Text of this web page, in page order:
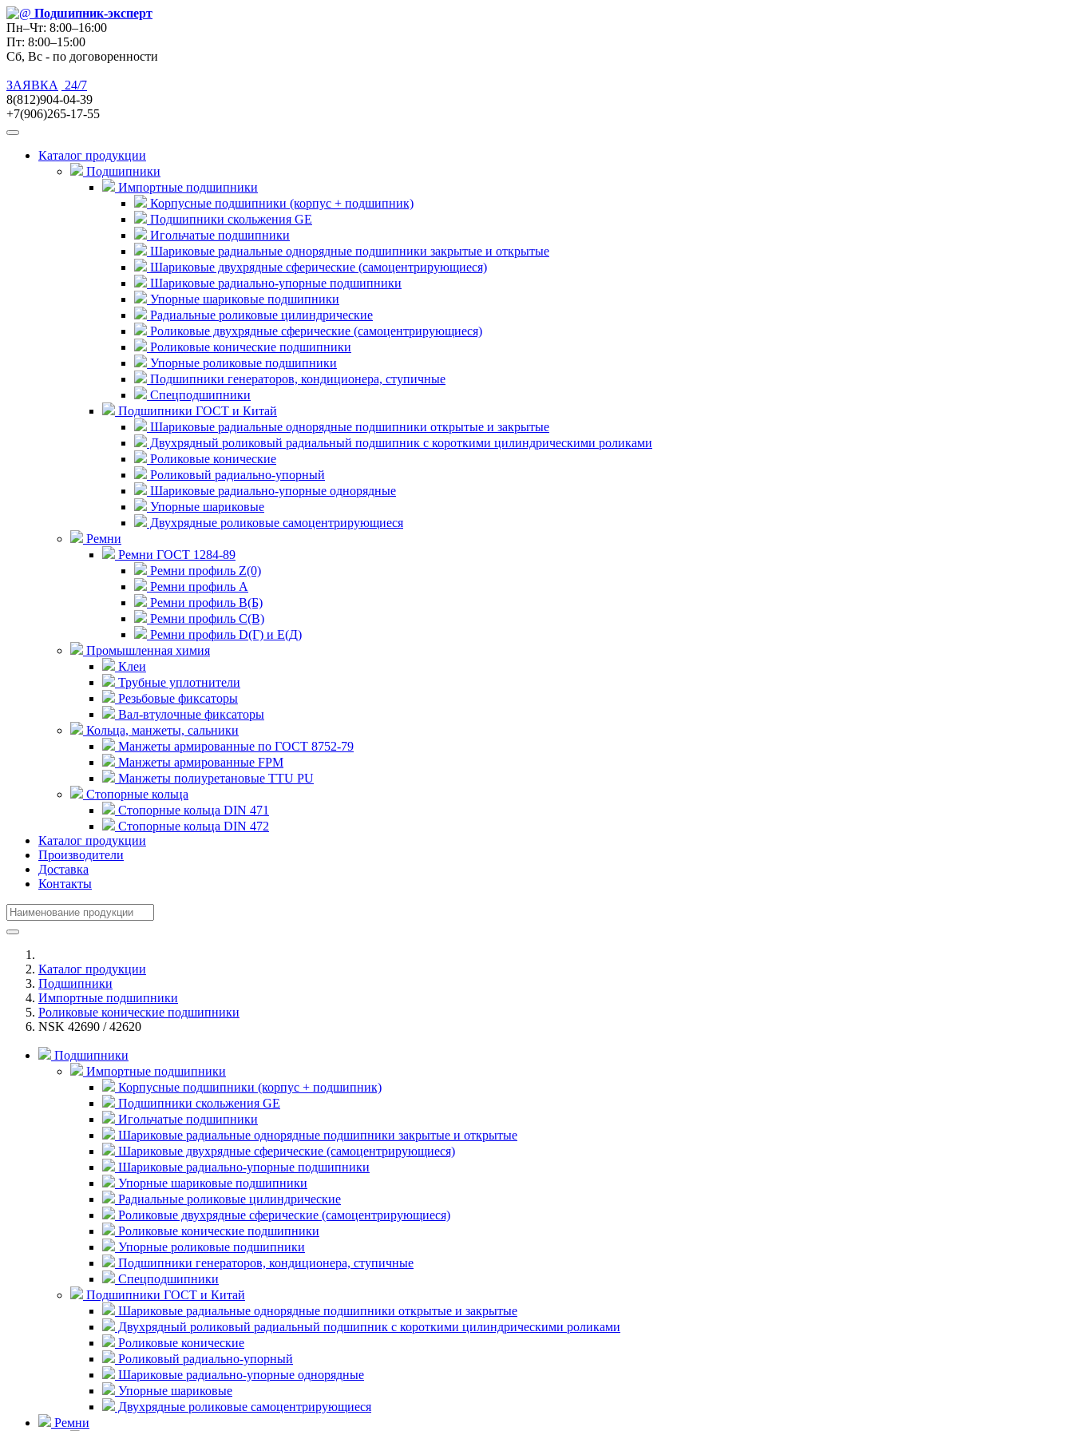
Подшипник-эксперт
Пн–Чт: 8:00–16:00
Пт: 8:00–15:00
Сб, Вс - по договоренности
ЗАЯВКА
24/7
8(812)904-04-39
+7(906)265-17-55
Каталог продукции
Подшипники
Импортные подшипники
Корпусные подшипники (корпус + подшипник)
Подшипники скольжения GE
Игольчатые подшипники
Шариковые радиальные однорядные подшипники закрытые и открытые
Шариковые двухрядные сферические (самоцентрирующиеся)
Шариковые радиально-упорные подшипники
Упорные шариковые подшипники
Радиальные роликовые цилиндрические
Роликовые двухрядные сферические (самоцентрирующиеся)
Роликовые конические подшипники
Упорные роликовые подшипники
Подшипники генераторов, кондиционера, ступичные
Спецподшипники
Подшипники ГОСТ и Китай
Шариковые радиальные однорядные подшипники открытые и закрытые
Двухрядный роликовый радиальный подшипник с короткими цилиндрическими роликами
Роликовые конические
Роликовый радиально-упорный
Шариковые радиально-упорные однорядные
Упорные шариковые
Двухрядные роликовые самоцентрирующиеся
Ремни
Ремни ГОСТ 1284-89
Ремни профиль Z(0)
Ремни профиль А
Ремни профиль В(Б)
Ремни профиль С(В)
Ремни профиль D(Г) и E(Д)
Промышленная химия
Клеи
Трубные уплотнители
Резьбовые фиксаторы
Вал-втулочные фиксаторы
Кольца, манжеты, сальники
Манжеты армированные по ГОСТ 8752-79
Манжеты армированные FPM
Манжеты полиуретановые TTU PU
Стопорные кольца
Стопорные кольца DIN 471
Стопорные кольца DIN 472
Каталог продукции
Производители
Доставка
Контакты
Каталог продукции
Подшипники
Импортные подшипники
Роликовые конические подшипники
NSK 42690 / 42620
Подшипники
Импортные подшипники
Корпусные подшипники (корпус + подшипник)
Подшипники скольжения GE
Игольчатые подшипники
Шариковые радиальные однорядные подшипники закрытые и открытые
Шариковые двухрядные сферические (самоцентрирующиеся)
Шариковые радиально-упорные подшипники
Упорные шариковые подшипники
Радиальные роликовые цилиндрические
Роликовые двухрядные сферические (самоцентрирующиеся)
Роликовые конические подшипники
Упорные роликовые подшипники
Подшипники генераторов, кондиционера, ступичные
Спецподшипники
Подшипники ГОСТ и Китай
Шариковые радиальные однорядные подшипники открытые и закрытые
Двухрядный роликовый радиальный подшипник с короткими цилиндрическими роликами
Роликовые конические
Роликовый радиально-упорный
Шариковые радиально-упорные однорядные
Упорные шариковые
Двухрядные роликовые самоцентрирующиеся
Ремни